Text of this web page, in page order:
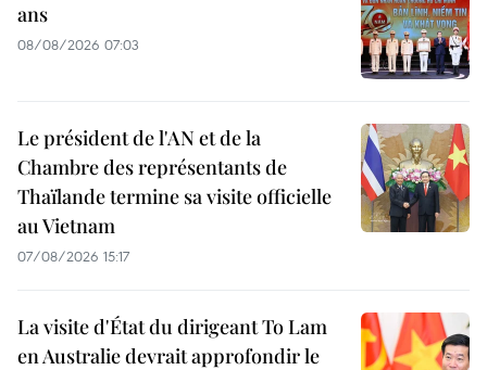
ans
08/08/2026 07:03
Le président de l'AN et de la
Chambre des représentants de
Thaïlande termine sa visite officielle
au Vietnam
07/08/2026 15:17
La visite d'État du dirigeant To Lam
en Australie devrait approfondir le